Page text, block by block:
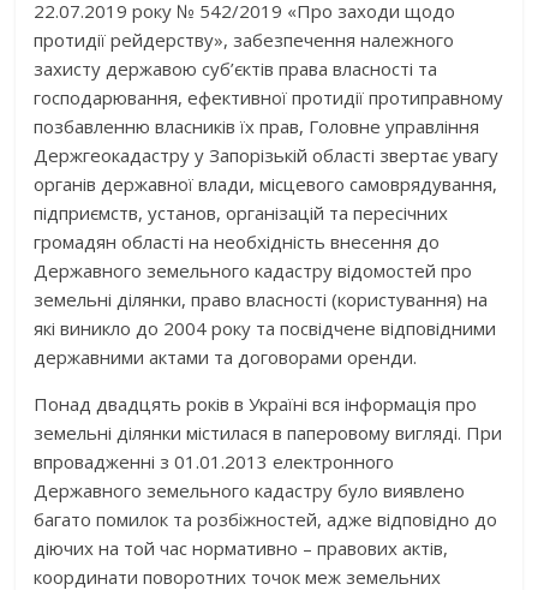
22.07.2019 року № 542/2019 «Про заходи щодо
протидії рейдерству», забезпечення належного
захисту державою суб’єктів права власності та
господарювання, ефективної протидії протиправному
позбавленню власників їх прав, Головне управління
Держгеокадастру у Запорізькій області звертає увагу
органів державної влади, місцевого самоврядування,
підприємств, установ, організацій та пересічних
громадян області на необхідність внесення до
Державного земельного кадастру відомостей про
земельні ділянки, право власності (користування) на
які виникло до 2004 року та посвідчене відповідними
державними актами та договорами оренди.
Понад двадцять років в Україні вся інформація про
земельні ділянки містилася в паперовому вигляді. При
впровадженні з 01.01.2013 електронного
Державного земельного кадастру було виявлено
багато помилок та розбіжностей, адже відповідно до
діючих на той час нормативно – правових актів,
координати поворотних точок меж земельних